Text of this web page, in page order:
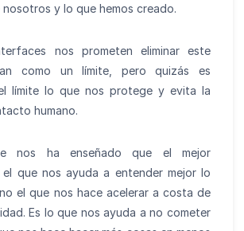
y lo que hemos creado.
nos prometen eliminar este
como un límite, pero quizás es
límite lo que nos protege y evita la
humano.
nos ha enseñado que el mejor
que nos ayuda a entender mejor lo
el que nos hace acelerar a costa de
Es lo que nos ayuda a no cometer